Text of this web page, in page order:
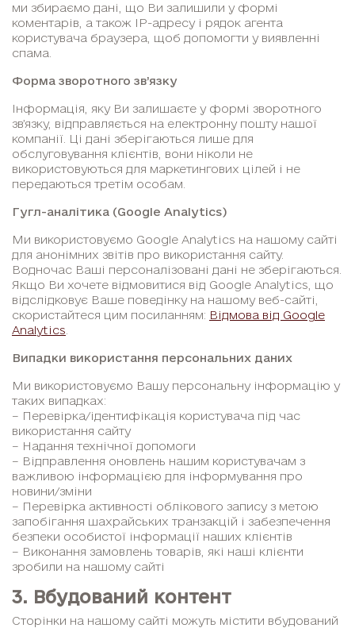
ми збираємо дані, що Ви залишили у формі
коментарів, а також IP-адресу і рядок агента
користувача браузера, щоб допомогти у виявленні
спама.
Форма зворотного зв’язку
Інформація, яку Ви залишаєте у формі зворотного
зв’язку, відправляється на електронну пошту нашої
компанії. Ці дані зберігаються лише для
обслуговування клієнтів, вони ніколи не
використовуються для маркетингових цілей і не
передаються третім особам.
Гугл-аналітика (Google Analytics)
Ми використовуємо Google Analytics на нашому сайті
для анонімних звітів про використання сайту.
Водночас Ваші персоналізовані дані не зберігаються.
Якщо Ви хочете відмовитися від Google Analytics, що
відслідковує Ваше поведінку на нашому веб-сайті,
скористайтеся цим посиланням: Відмова від Google
Analytics
Випадки використання персональних даних
Ми використовуємо Вашу персональну інформацію у
таких випадках:
– Перевірка/ідентифікація користувача під час
використання сайту
– Надання технічної допомоги
– Відправлення оновлень нашим користувачам з
важливою інформацією для інформування про
новини/зміни
– Перевірка активності облікового запису з метою
запобігання шахрайських транзакцій і забезпечення
безпеки особистої інформації наших клієнтів
– Виконання замовлень товарів, які наші клієнти
зробили на нашому сайті
3. Вбудований контент
Сторінки на нашому сайті можуть містити вбудований